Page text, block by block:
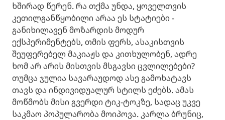
ხშირად წერენ. რა თქმა უნდა, ყოველთვის
კეთილგანწყობილი არაა ეს სტატიები -
განიხილავენ მოზარდის მოდურ
ექსპერიმენტებს, თმის ფერს, ასაკისთვის
შეუფერებელ მაკიაჟს და კითხულობენ, ადრე
ხომ არ არის მისთვის მსგავსი ცვლილებები?
თუმცა ჯულია სავარაუდოდ ასე გამოხატავს
თავს და ინდივიდუალურ სტილს ეძებს. ამას
მოწმობს მისი გვერდი ტიკ-ტოკზე, სადაც უკვე
საკმაო პოპულარობა მოიპოვა. კარლა ბრუნიც,